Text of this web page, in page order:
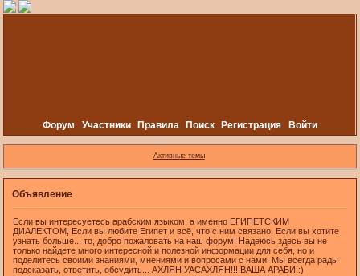
Форум Участники Правила Поиск Регистрация Войти
Активные темы
Объявление
Если вы интересуетесь арабским языком, а именно ЕГИПЕТСКИМ
ДИАЛЕКТОМ, Если вы любите Египет и всё, что с ним связано, Если вы хотите
узнать больше... то, добро пожаловать на наш форум! Надеюсь здесь вы не
только найдете много интересной и полезной информации для себя, но и
поделитесь своими знаниями, мнениями и вопросами с нами! Мы всегда рады
подсказать, ответить, обсудить... АХЛЯН УАСАХЛЯН!!! ВАША АРАБИ :)